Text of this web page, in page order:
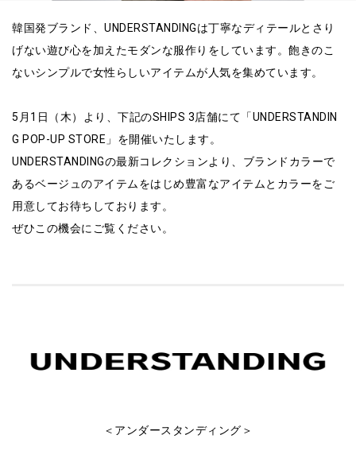
韓国発ブランド、UNDERSTANDINGは丁寧なディテールとさり
げない遊び心を加えたモダンな服作りをしています。飽きのこ
ないシンプルで女性らしいアイテムが人気を集めています。
5月1日（木）より、下記のSHIPS 3店舗にて「UNDERSTANDIN
G POP-UP STORE」を開催いたします。
UNDERSTANDINGの最新コレクションより、ブランドカラーで
あるベージュのアイテムをはじめ豊富なアイテムとカラーをご
用意してお待ちしております。
ぜひこの機会にご覧ください。
＜アンダースタンディング＞